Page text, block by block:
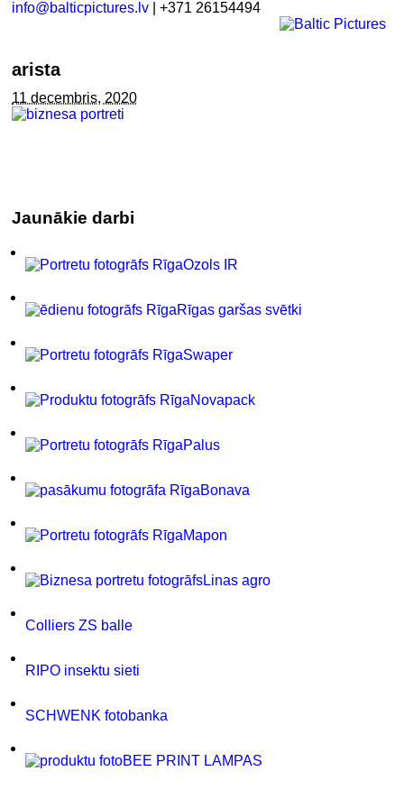
info@balticpictures.lv | +371 26154494
arista
11 decembris, 2020
Jaunākie darbi
Ozols IR
Rīgas garšas svētki
Swaper
Novapack
Palus
Bonava
Mapon
Linas agro
Colliers ZS balle
RIPO insektu sieti
SCHWENK fotobanka
BEE PRINT LAMPAS